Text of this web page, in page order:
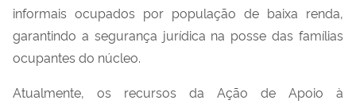
informais ocupados por população de baixa renda,
garantindo a segurança jurídica na posse das famílias
ocupantes do núcleo.
Atualmente, os recursos da Ação de Apoio à